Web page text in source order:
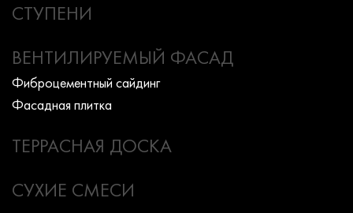
СТУПЕНИ
ВЕНТИЛИРУЕМЫЙ ФАСАД
Фиброцементный сайдинг
Фасадная плитка
ТЕРРАСНАЯ ДОСКА
СУХИЕ СМЕСИ